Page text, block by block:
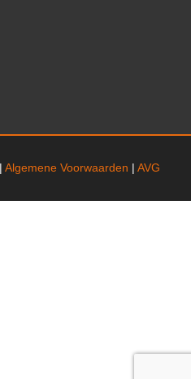
Algemene Voorwaarden AVG